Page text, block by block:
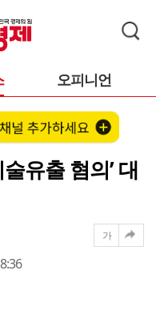
오피니언
유출 혐의’ 대
가